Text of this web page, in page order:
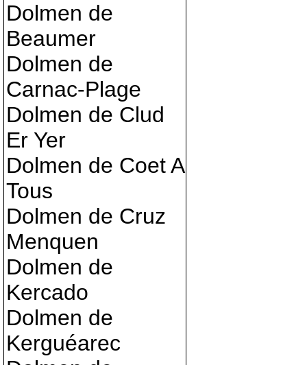
Dolmen de
Beaumer
Dolmen de
Carnac-Plage
Dolmen de Clud
Er Yer
Dolmen de Coet A
Tous
Dolmen de Cruz
Menquen
Dolmen de
Kercado
Dolmen de
Kerguéarec